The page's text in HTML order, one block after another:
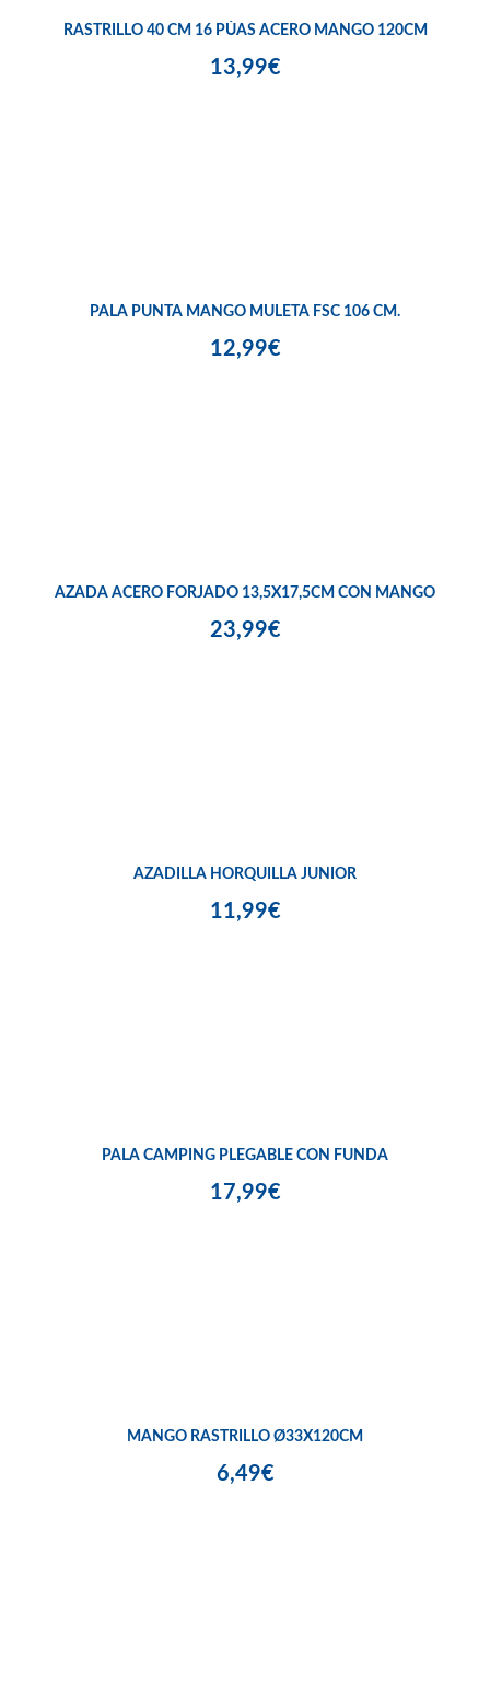
RASTRILLO 40 CM 16 PÚAS ACERO MANGO 120CM
13,99€
PALA PUNTA MANGO MULETA FSC 106 CM.
12,99€
AZADA ACERO FORJADO 13,5X17,5CM CON MANGO
23,99€
AZADILLA HORQUILLA JUNIOR
11,99€
PALA CAMPING PLEGABLE CON FUNDA
17,99€
MANGO RASTRILLO Ø33X120CM
6,49€